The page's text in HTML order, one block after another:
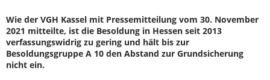
Wie der VGH Kassel mit Pressemitteilung vom 30. November
2021 mitteilte, ist die Besoldung in Hessen seit 2013
verfassungswidrig zu gering und hält bis zur
Besoldungsgruppe A 10 den Abstand zur Grundsicherung
nicht ein.